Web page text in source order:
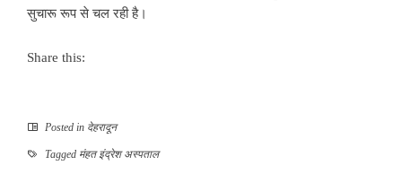
सुचारू रूप से चल रही है।
Share this:
Posted in देहरादून
Tagged मंहत इंद्रेश अस्पताल